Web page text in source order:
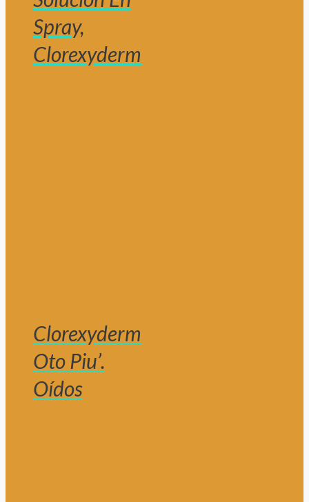
Spray,
Clorexyderm
Clorexyderm
Oto Piu’.
Oídos